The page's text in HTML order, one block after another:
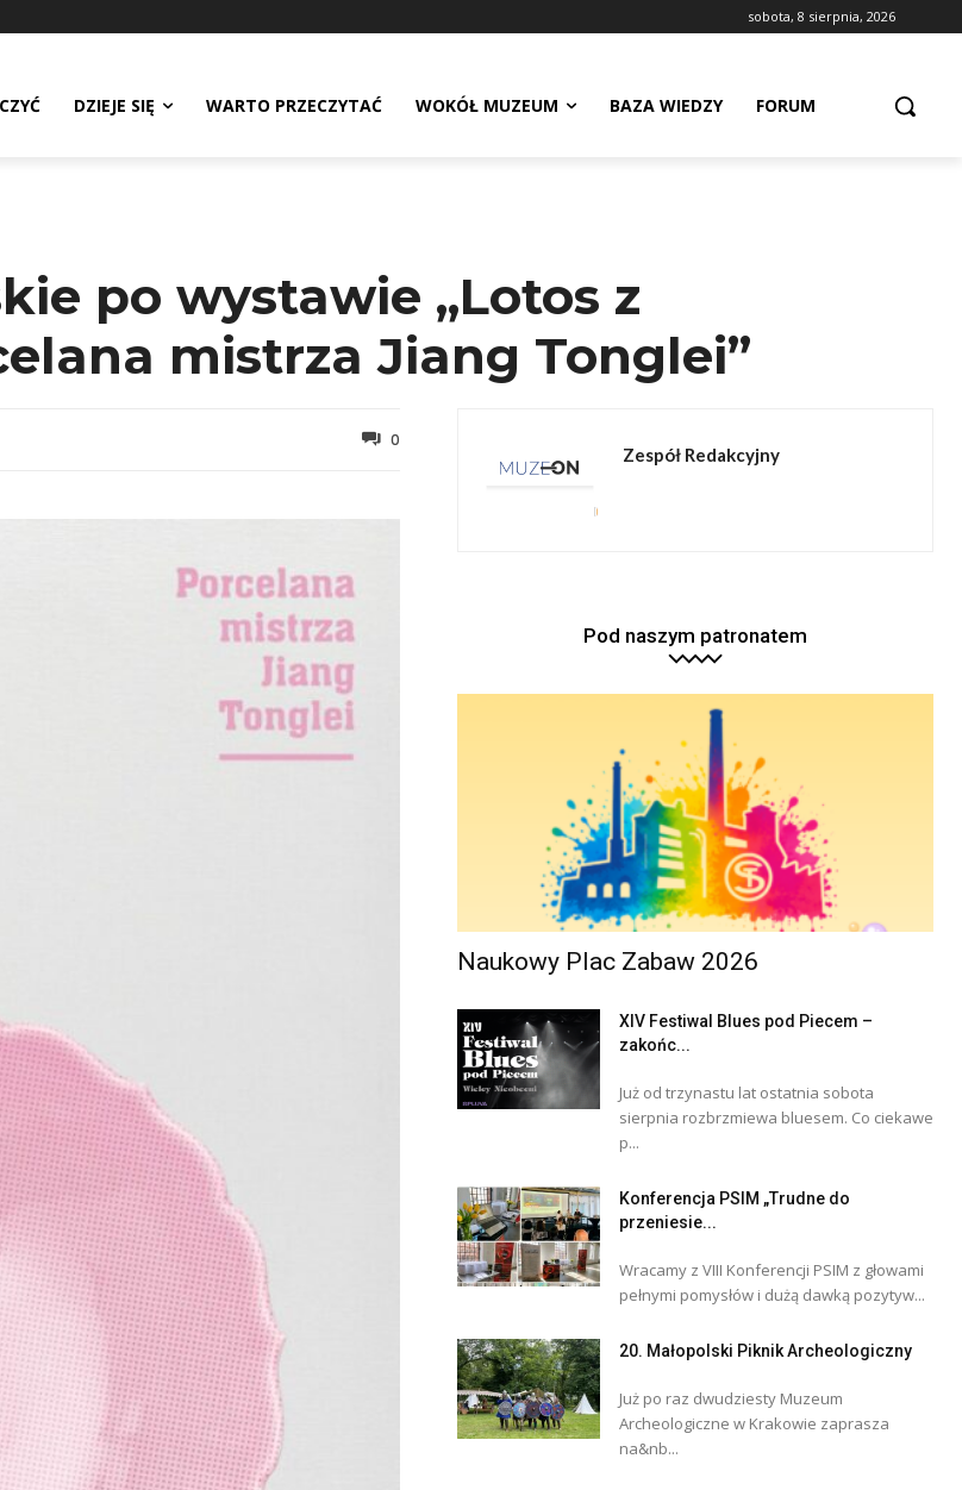
sobota, 8 sierpnia, 2026
DZIEJE SIĘ WARTO PRZECZYTAĆ WOKÓŁ MUZEUM BAZA WIEDZY FORUM
po wystawie „Lotos z
mistrza Jiang Tonglei”
0
Zespół Redakcyjny
Pod naszym patronatem
Naukowy Plac Zabaw 2026
XIV Festiwal Blues pod Piecem –
zakońc...
Już od trzynastu lat ostatnia sobota
sierpnia rozbrzmiewa bluesem. Co ciekawe
p...
Konferencja PSIM „Trudne do
przeniesie...
Wracamy z VIII Konferencji PSIM z głowami
pełnymi pomysłów i dużą dawką pozytyw...
20. Małopolski Piknik Archeologiczny
Już po raz dwudziesty Muzeum
Archeologiczne w Krakowie zaprasza
na&nb...